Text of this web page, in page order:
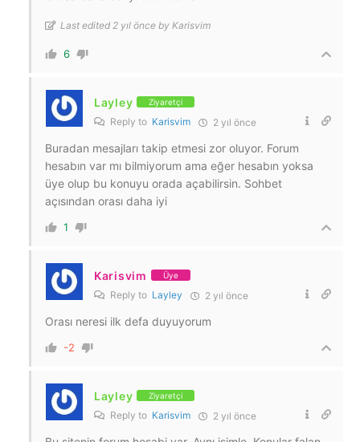
Last edited 2 yıl önce by Karisvim
6
Layley Ziyaretçi
Reply to Karisvim 2 yıl önce
Buradan mesajları takip etmesi zor oluyor. Forum
hesabın var mı bilmiyorum ama eğer hesabın yoksa
üye olup bu konuyu orada açabilirsin. Sohbet
açısından orası daha iyi
1
Karisvim Üye
Reply to Layley 2 yıl önce
Orası neresi ilk defa duyuyorum
-2
Layley Ziyaretçi
Reply to Karisvim 2 yıl önce